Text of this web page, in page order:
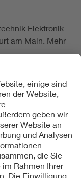
Elektronik
am Main. Mehr